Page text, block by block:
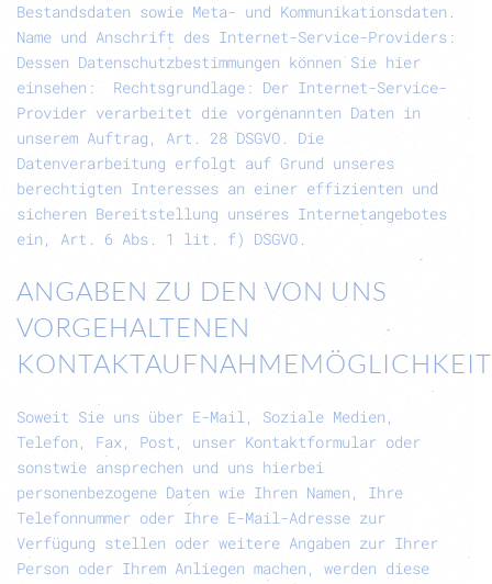
Bestandsdaten sowie Meta- und Kommunikationsdaten.
Name und Anschrift des Internet-Service-Providers:
Dessen Datenschutzbestimmungen können Sie hier
einsehen: Rechtsgrundlage: Der Internet-Service-
Provider verarbeitet die vorgenannten Daten in
unserem Auftrag, Art. 28 DSGVO. Die
Datenverarbeitung erfolgt auf Grund unseres
berechtigten Interesses an einer effizienten und
sicheren Bereitstellung unseres Internetangebotes
ein, Art. 6 Abs. 1 lit. f) DSGVO.
ANGABEN ZU DEN VON UNS
VORGEHALTENEN
Soweit Sie uns über E-Mail, Soziale Medien,
Telefon, Fax, Post, unser Kontaktformular oder
sonstwie ansprechen und uns hierbei
personenbezogene Daten wie Ihren Namen, Ihre
Telefonnummer oder Ihre E-Mail-Adresse zur
Verfügung stellen oder weitere Angaben zur Ihrer
Person oder Ihrem Anliegen machen, werden diese